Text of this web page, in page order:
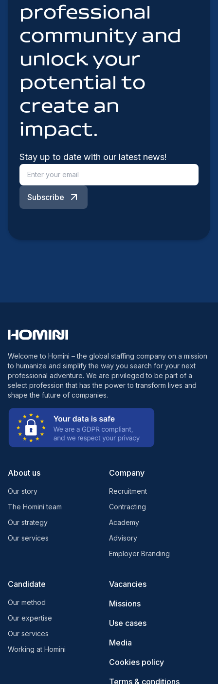
professional
community and
unlock your
potential to
create an
impact.
Stay up to date with our latest news!
Subscribe
Welcome to Homini – the global staffing company on a mission
to humanize and simplify the way you search for your next
professional adventure. We are privileged to be part of a
select profession that has the power to transform lives and
shape the future of companies.
About us
Our story
The Homini team
Our strategy
Our services
Company
Recruitment
Contracting
Academy
Advisory
Employer Branding
Candidate
Our method
Our expertise
Our services
Working at Homini
Vacancies
Missions
Use cases
Media
Cookies policy
Terms & conditions